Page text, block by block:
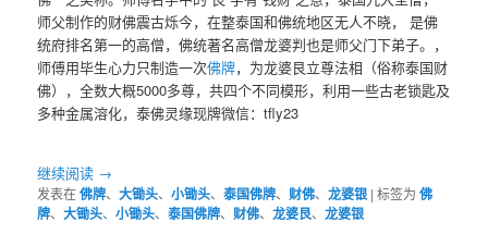
师父制作的财佛震古烁今，在整泰国和佛统地区无人不晓， 是佛
统府排名第一的高僧，佛统著名高僧龙婆判也是师父门下弟子。，
师傅用毕生心力只制造一次佛牌，为龙婆艮立尊法相（俗称泰国财
佛），全数大概5000多尊，共四个不同模形，利用一些古老锁匙及
多种金属溶化，泰佛灵缘现牌微信：tfly23
继续阅读 →
发表在佛牌、大锄头、小锄头、泰国佛牌、 财佛、龙婆银 |标签为 佛
牌、大锄头、小锄头、泰国佛牌、 财佛、龙婆艮、龙婆银